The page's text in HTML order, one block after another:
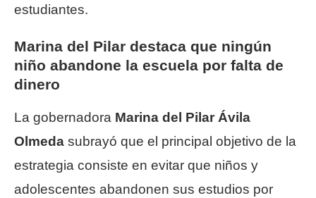
estudiantes.
Marina del Pilar destaca que ningún
niño abandone la escuela por falta de
dinero
La gobernadora Marina del Pilar Ávila
Olmeda subrayó que el principal objetivo de la
estrategia consiste en evitar que niños y
adolescentes abandonen sus estudios por